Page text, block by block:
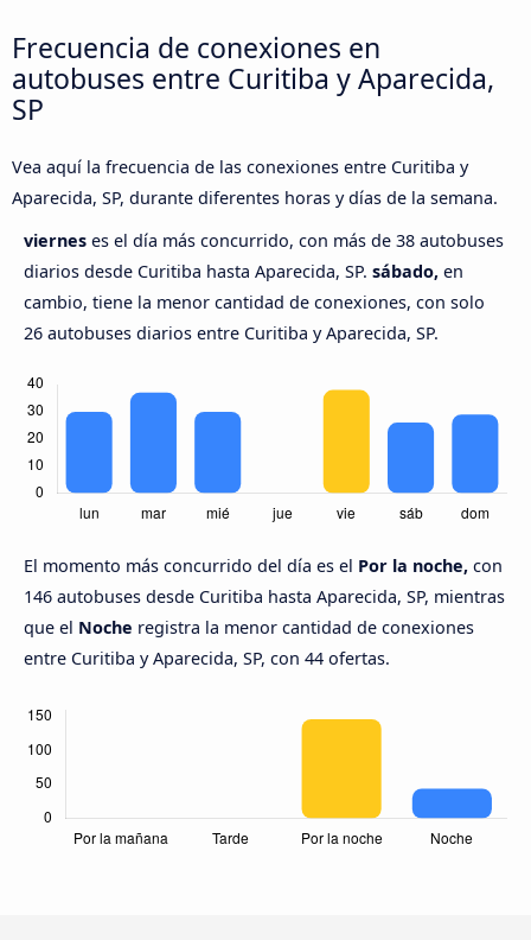
Frecuencia de conexiones en
autobuses entre Curitiba y Aparecida,
SP
Vea aquí la frecuencia de las conexiones entre Curitiba y
Aparecida, SP, durante diferentes horas y días de la semana.
viernes es el día más concurrido, con más de 38 autobuses
diarios desde Curitiba hasta Aparecida, SP. sábado, en
cambio, tiene la menor cantidad de conexiones, con solo
26 autobuses diarios entre Curitiba y Aparecida, SP.
El momento más concurrido del día es el Por la noche, con
146 autobuses desde Curitiba hasta Aparecida, SP, mientras
que el Noche registra la menor cantidad de conexiones
entre Curitiba y Aparecida, SP, con 44 ofertas.